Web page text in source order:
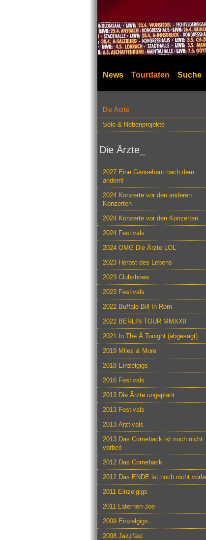
News Tourdaten Suche
Die Ärzte
Solo & Nebenprojekte
Die Ärzte_
2027 Eine Gänsehaut nach dem
andern!
2024 Konzerte vor den anderen
Konzerten
2024 Konzerte vor den Konzerten
2024 Festivals
2024 OMG Die Ärzte LOL
2023 Herbst des Lebens
2023 Clubshows
2023 Festivals
2022 Buffalo Bill In Rom
2022 BERLIN TOUR MMXXII
2021 In The Ä Tonight (abgesagt)
2019 Miles & More
2018 Einzelgigs
2016 Festivals
2013 Die Ärzte ungeplant
2013 Festivals
2013 Ärztivals
2013 Das Comeback ist noch nicht
vorbei!
2012 Das Comeback
2012 Das ENDE ist noch nicht
2011 Einzelgigs
2011 Laternen-Joe
2009 Einzelgigs
2008 Jazzfäst